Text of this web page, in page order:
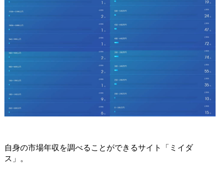
自身の市場年収を調べることができるサイト「ミイダ
ス」。